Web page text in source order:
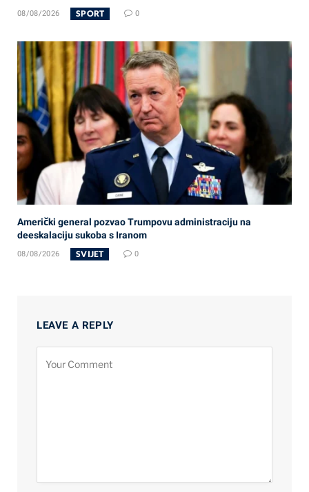
08/08/2026 SPORT 0
Američki general pozvao Trumpovu administraciju na
deeskalaciju sukoba s Iranom
08/08/2026 SVIJET 0
LEAVE A REPLY